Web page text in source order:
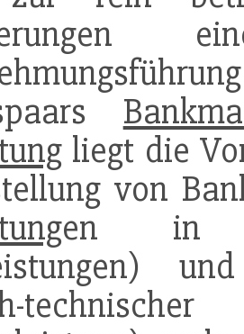
liegt die
von
en in